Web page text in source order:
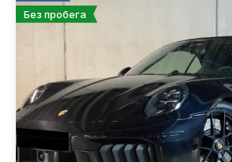
Без пробега